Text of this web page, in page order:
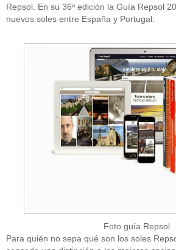
Repsol. En su 36ª edición la Guía Repsol
nuevos soles entre España y Portugal.
Foto guía Repsol
Para quién no sepa qué son los soles